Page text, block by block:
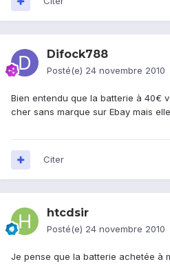
Difock788
Posté(e) 24 novembre 2010
Bien entendu que la batterie à 40€
cher sans marque sur Ebay mais
Citer
htcdsir
Posté(e) 24 novembre 2010
Je pense que la batterie achetée à